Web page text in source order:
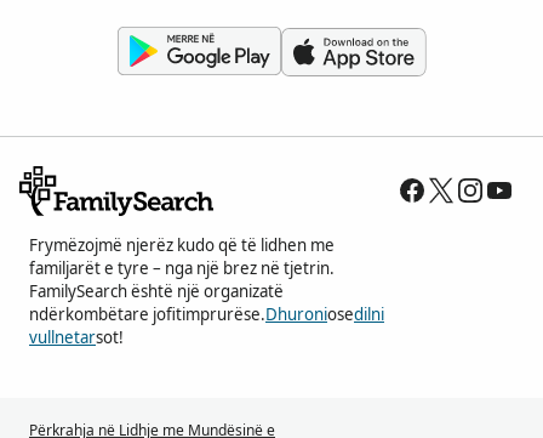
Frymëzojmë njerëz kudo që të lidhen me
familjarët e tyre – nga një brez në tjetrin.
FamilySearch është një organizatë
ndërkombëtare jofitimprurëse.Dhuroniosedilni
vullnetarsot!
Përkrahja në Lidhje me Mundësinë e